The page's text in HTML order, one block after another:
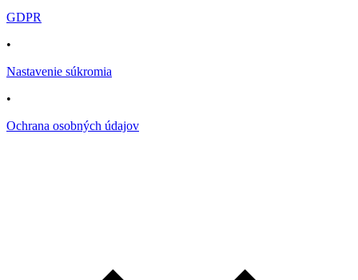
GDPR
•
Nastavenie súkromia
•
Ochrana osobných údajov